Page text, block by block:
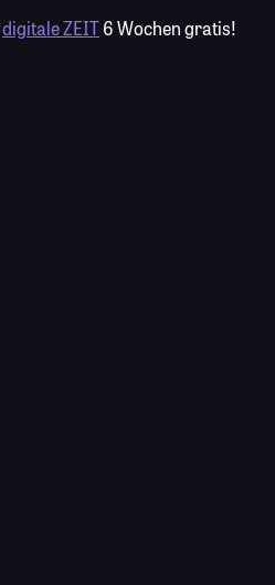
digitale ZEIT6 Wochen gratis!